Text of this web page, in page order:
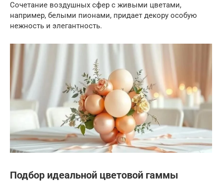
Сочетание воздушных сфер с живыми цветами,
например, белыми пионами, придает декору особую
нежность и элегантность.
Подбор идеальной цветовой гаммы